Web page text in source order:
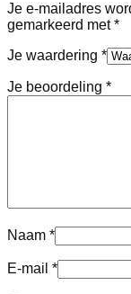
Je e-mailadres
gemarkeerd met*
Je waardering *
Je beoordeling *
Naam *
E-mail *